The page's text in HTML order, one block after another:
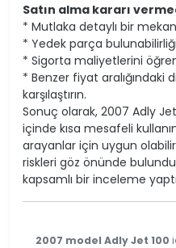
Satın alma kararı
* Mutlaka detaylı bir
* Yedek parça
* Sigorta maliyetlerini
* Benzer fiyat
karşılaştırın.
Sonuç olarak, 2007 Adly Jet
içinde kısa mesafeli
arayanlar için uygun
riskleri göz önünde
kapsamlı bir inceleme
2007 model Adly Jet 100